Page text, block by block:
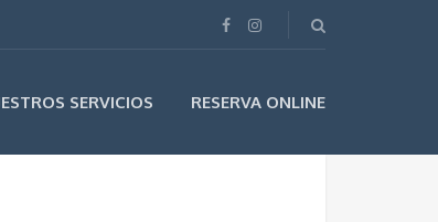
SERVICIOS RESERVA ONLINE